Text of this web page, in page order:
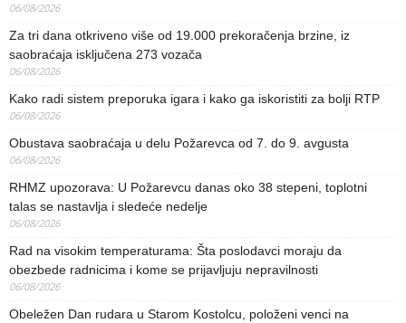
06/08/2026
Za tri dana otkriveno više od 19.000 prekoračenja brzine, iz
saobraćaja isključena 273 vozača
06/08/2026
Kako radi sistem preporuka igara i kako ga iskoristiti za bolji RTP
06/08/2026
Obustava saobraćaja u delu Požarevca od 7. do 9. avgusta
06/08/2026
RHMZ upozorava: U Požarevcu danas oko 38 stepeni, toplotni
talas se nastavlja i sledeće nedelje
06/08/2026
Rad na visokim temperaturama: Šta poslodavci moraju da
obezbede radnicima i kome se prijavljuju nepravilnosti
06/08/2026
Obeležen Dan rudara u Starom Kostolcu, položeni venci na